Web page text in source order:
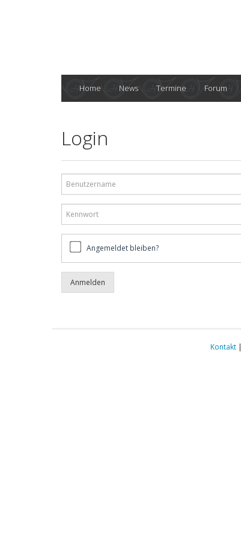
Home News Termine Forum
Login
bleiben?Angemeldet bleiben?
Kontakt|